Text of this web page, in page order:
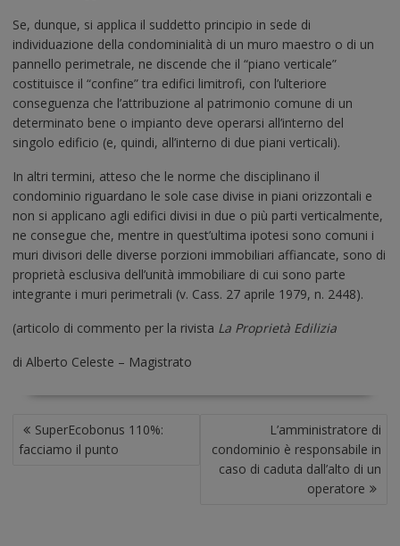
Se, dunque, si applica il suddetto principio in sede di
individuazione della condominialità di un muro maestro o di un
pannello perimetrale, ne discende che il “piano verticale”
costituisce il “confine” tra edifici limitrofi, con l’ulteriore
conseguenza che l’attribuzione al patrimonio comune di un
determinato bene o impianto deve operarsi all’interno del
singolo edificio (e, quindi, all’interno di due piani verticali).
In altri termini, atteso che le norme che disciplinano il
condominio riguardano le sole case divise in piani orizzontali e
non si applicano agli edifici divisi in due o più parti verticalmente,
ne consegue che, mentre in quest’ultima ipotesi sono comuni i
muri divisori delle diverse porzioni immobiliari affiancate, sono di
proprietà esclusiva dell’unità immobiliare di cui sono parte
integrante i muri perimetrali (v. Cass. 27 aprile 1979, n. 2448).
(articolo di commento per la rivista La Proprietà Edilizia
di Alberto Celeste – Magistrato
A
V
SuperEcobonus 110%:
facciamo il punto
L’amministratore di
condominio è responsabile in
caso di caduta dall’alto di un
operatore